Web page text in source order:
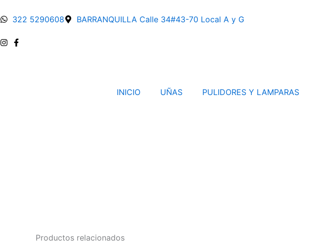
al
322 5290608 BARRANQUILLA Calle 34#43-70 Local A y G
INICIO UÑAS PULIDORES Y LAMPARAS
Productos relacionados